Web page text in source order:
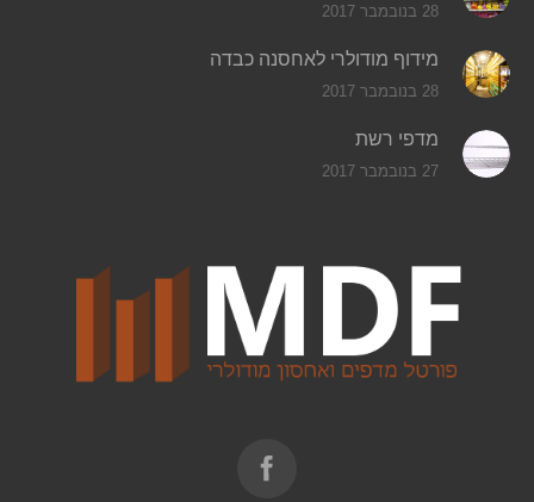
28 בנובמבר 2017
מידוף מודולרי לאחסנה כבדה
28 בנובמבר 2017
מדפי רשת
27 בנובמבר 2017